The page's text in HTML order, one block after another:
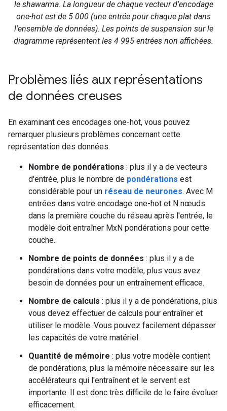
le shawarma. La longueur de chaque vecteur d'encodage
one-hot est de 5 000 (une entrée pour chaque plat dans
l'ensemble de données). Les points de suspension sur le
diagramme représentent les 4 995 entrées non affichées.
Problèmes liés aux représentations
de données creuses
En examinant ces encodages one-hot, vous pouvez
remarquer plusieurs problèmes concernant cette
représentation des données.
Nombre de pondérations : plus il y a de vecteurs
d'entrée, plus le nombre de pondérations est
considérable pour un réseau de neurones. Avec M
entrées dans votre encodage one-hot et N nœuds
dans la première couche du réseau après l'entrée, le
modèle doit entraîner MxN pondérations pour cette
couche.
Nombre de points de données : plus il y a de
pondérations dans votre modèle, plus vous avez
besoin de données pour un entraînement efficace.
Nombre de calculs : plus il y a de pondérations, plus
vous devez effectuer de calculs pour entraîner et
utiliser le modèle. Vous pouvez facilement dépasser
les capacités de votre matériel.
Quantité de mémoire : plus votre modèle contient
de pondérations, plus la mémoire nécessaire sur les
accélérateurs qui l'entraînent et le servent est
importante. Il est donc très difficile de le faire évoluer
efficacement.